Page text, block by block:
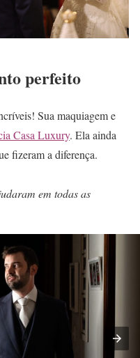
perfeito
Sua maquiagem e
Casa Luxury. Ela ainda
fizeram a diferença.
em todas as